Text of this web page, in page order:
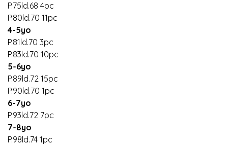
P.75ld.68 4pc
P.80ld.70 11pc
4-5yo
P.81ld.70 3pc
P.83ld.70 10pc
5-6yo
P.89ld.72 15pc
P.90ld.70 1pc
6-7yo
P.93ld.72 7pc
7-8yo
P.98ld.74 1pc